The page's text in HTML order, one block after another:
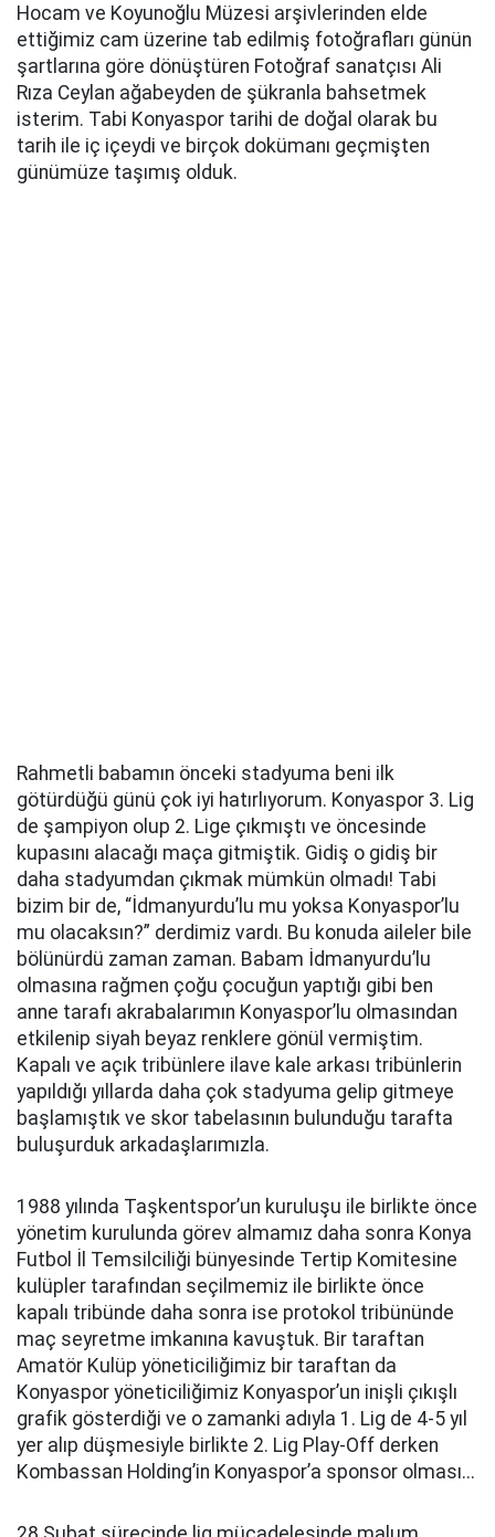
Hocam ve Koyunoğlu Müzesi arşivlerinden elde
ettiğimiz cam üzerine tab edilmiş fotoğrafları günün
şartlarına göre dönüştüren Fotoğraf sanatçısı Ali
Rıza Ceylan ağabeyden de şükranla bahsetmek
isterim. Tabi Konyaspor tarihi de doğal olarak bu
tarih ile iç içeydi ve birçok dokümanı geçmişten
günümüze taşımış olduk.
Rahmetli babamın önceki stadyuma beni ilk
götürdüğü günü çok iyi hatırlıyorum. Konyaspor 3. Lig
de şampiyon olup 2. Lige çıkmıştı ve öncesinde
kupasını alacağı maça gitmiştik. Gidiş o gidiş bir
daha stadyumdan çıkmak mümkün olmadı! Tabi
bizim bir de, “İdmanyurdu’lu mu yoksa Konyaspor’lu
mu olacaksın?” derdimiz vardı. Bu konuda aileler bile
bölünürdü zaman zaman. Babam İdmanyurdu’lu
olmasına rağmen çoğu çocuğun yaptığı gibi ben
anne tarafı akrabalarımın Konyaspor’lu olmasından
etkilenip siyah beyaz renklere gönül vermiştim.
Kapalı ve açık tribünlere ilave kale arkası tribünlerin
yapıldığı yıllarda daha çok stadyuma gelip gitmeye
başlamıştık ve skor tabelasının bulunduğu tarafta
buluşurduk arkadaşlarımızla.
1988 yılında Taşkentspor’un kuruluşu ile birlikte önce
yönetim kurulunda görev almamız daha sonra Konya
Futbol İl Temsilciliği bünyesinde Tertip Komitesine
kulüpler tarafından seçilmemiz ile birlikte önce
kapalı tribünde daha sonra ise protokol tribününde
maç seyretme imkanına kavuştuk. Bir taraftan
Amatör Kulüp yöneticiliğimiz bir taraftan da
Konyaspor yöneticiliğimiz Konyaspor’un inişli çıkışlı
grafik gösterdiği ve o zamanki adıyla 1. Lig de 4-5 yıl
yer alıp düşmesiyle birlikte 2. Lig Play-Off derken
Kombassan Holding’in Konyaspor’a sponsor olması...